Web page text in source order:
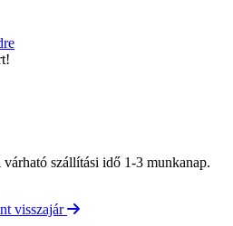
szállítási idő 1-3 munkanap.
visszajár